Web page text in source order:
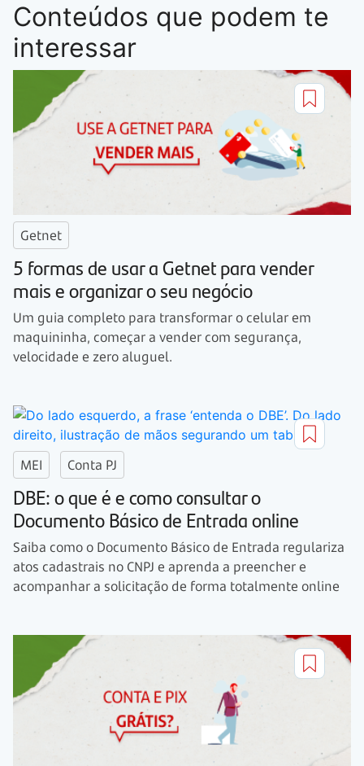
Conteúdos que podem te
interessar
Getnet
5 formas de usar a Getnet para vender
mais e organizar o seu negócio
Um guia completo para transformar o celular em
maquininha, começar a vender com segurança,
velocidade e zero aluguel.
MEI Conta PJ
DBE: o que é e como consultar o
Documento Básico de Entrada online
Saiba como o Documento Básico de Entrada regulariza
atos cadastrais no CNPJ e aprenda a preencher e
acompanhar a solicitação de forma totalmente online